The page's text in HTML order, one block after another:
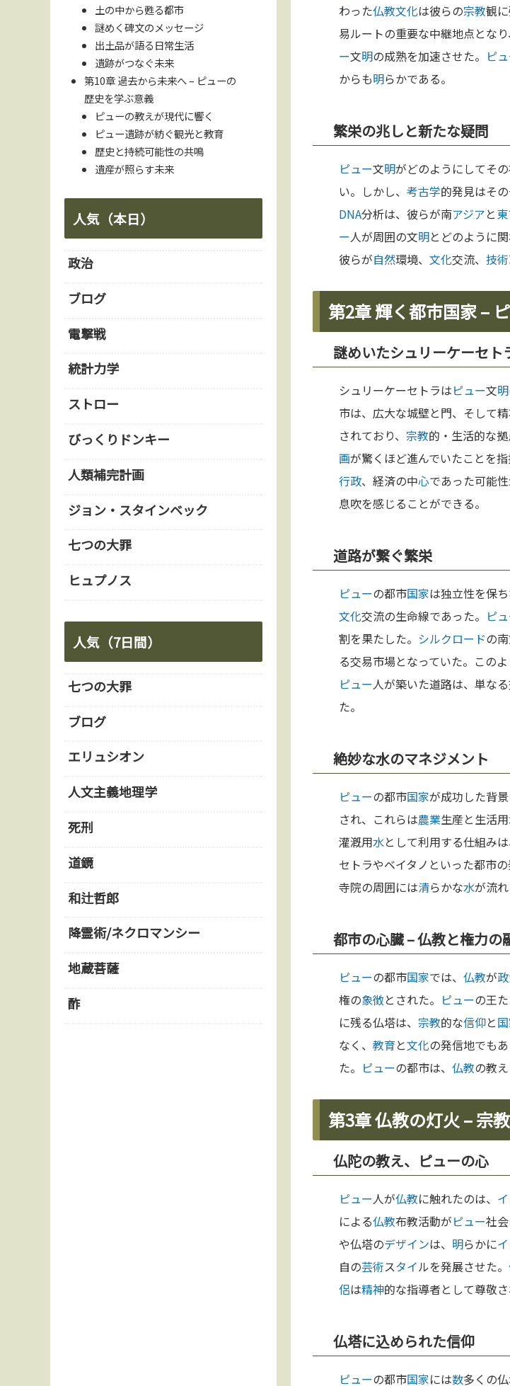
わった仏教文化は彼らの宗教観
易ルートの重要な中継地点となり
ー文明の成熟を加速させた。 ピ
からも明らかである。
繁栄の兆しと新たな疑問
ピュー文明がどのようにしてそ
い。しかし、 考古学的発見はそ
DNA分析は、彼らが南アジアと
ー人が周囲の文明とどのように
彼らが自然環境、 文化交流、 技術
第2章 輝く都市国家 –
謎めいたシュリーケーセト
シュリーケーセトラはピュー文明
市は、広大な城壁と門、そして
されており、 宗教的・生活的な
画が驚くほど進んでいたことを
行政、経済の中心であった可能
息吹を感じることができる。
道路が繋ぐ繁栄
ピューの都市国家は独立性を保
文化交流の生命線であった。 ピ
割を果たした。 シルクロードの
る交易市場となっていた。このよ
ピュー人が築いた道路は、単な
た。
絶妙な水のマネジメント
ピューの都市国家が成功した背
され、これらは農業生産と生活用
灌漑用水として利用する仕組み
セトラやベイタノといった都市の
寺院の周囲には清らかな水が流
都市の心臓 – 仏教と権力の
ピューの都市国家では、 仏教が
権の象徴とされた。 ピューの王た
に残る仏塔は、 宗教的な信仰と
なく、 教育と文化の発信地でもあ
た。 ピューの都市は、 仏教の教
第3章 仏教の灯火 – 宗
仏陀の教え、ピューの心
ピュー人が仏教に触れたのは、
による仏教布教活動がピュー社
や仏塔のデザインは、 明らかに
自の芸術スタイルを発展させた。
侶は精神的な指導者として尊敬さ
仏塔に込められた信仰
ピューの都市国家には数多くの
土の中から甦る都市
謎めく碑文のメッセージ
出土品が語る日常生活
遺跡がつなぐ未来
第10章 過去から未来へ – ピューの
歴史を学ぶ意義
ピューの教えが現代に響く
ピュー遺跡が紡ぐ観光と教育
歴史と持続可能性の共鳴
遺産が照らす未来
人気（本日）
政治
ブログ
電撃戦
統計力学
ストロー
びっくりドンキー
人類補完計画
ジョン・スタインベック
七つの大罪
ヒュプノス
人気（7日間）
七つの大罪
ブログ
エリュシオン
人文主義地理学
死刑
道鏡
和辻哲郎
降霊術/ネクロマンシー
地蔵菩薩
酢